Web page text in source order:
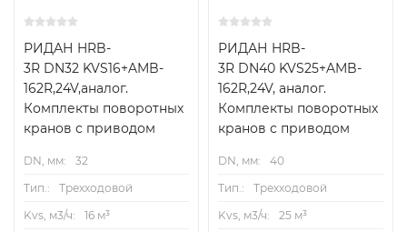
РИДАН HRB-
3R DN32 KVS16+AMB-
162R,24V,аналог.
Комплекты поворотных
кранов с приводом
DN, мм:
32
Тип.:
Трехходовой
Kvs, м3/ч:
16 м³
РИДАН HRB-
3R DN40 KVS25+AMB-
162R,24V, аналог.
Комплекты поворотных
кранов с приводом
DN, мм:
40
Тип.:
Трехходовой
Kvs, м3/ч:
25 м³